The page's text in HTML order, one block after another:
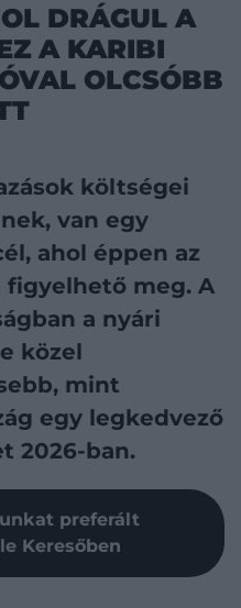
DRÁGUL A
A KARIBI
OLCSÓBB
költségei
van egy
ahol éppen az
meg. A
a nyári
közel
mint
egy legkedvező
2026-ban.
preferált
Keresőben